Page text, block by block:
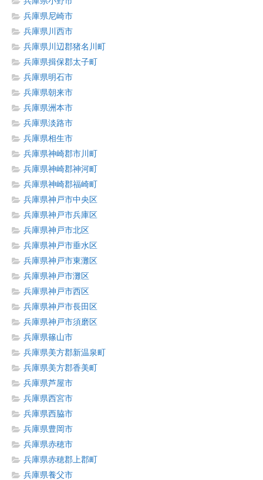
兵庫県尼崎市
兵庫県川西市
兵庫県川辺郡猪名川町
兵庫県揖保郡太子町
兵庫県明石市
兵庫県朝来市
兵庫県洲本市
兵庫県淡路市
兵庫県相生市
兵庫県神崎郡市川町
兵庫県神崎郡神河町
兵庫県神崎郡福崎町
兵庫県神戸市中央区
兵庫県神戸市兵庫区
兵庫県神戸市北区
兵庫県神戸市垂水区
兵庫県神戸市東灘区
兵庫県神戸市灘区
兵庫県神戸市西区
兵庫県神戸市長田区
兵庫県神戸市須磨区
兵庫県篠山市
兵庫県美方郡新温泉町
兵庫県美方郡香美町
兵庫県芦屋市
兵庫県西宮市
兵庫県西脇市
兵庫県豊岡市
兵庫県赤穂市
兵庫県赤穂郡上郡町
兵庫県養父市